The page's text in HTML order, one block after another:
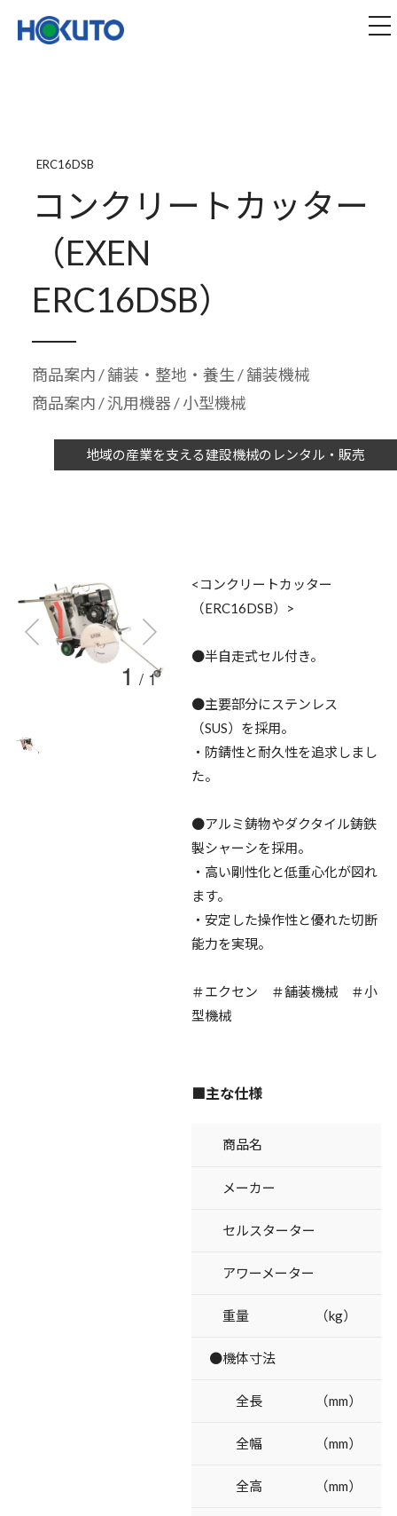
ERC16DSB
コンクリートカッター
（EXEN
ERC16DSB）
商品案内/舗装・整地・養生/ 舗装機械
商品案内/汎用機器/ 小型機械
地域の産業を支える建設機械のレンタル・販売
1 / 1
<コンクリートカッター
（ERC16DSB）>
●半自走式セル付き。
●主要部分にステンレス
（SUS）を採用。
・防錆性と耐久性を追求しまし
た。
●アルミ鋳物やダクタイル鋳鉄
製シャーシを採用。
・高い剛性化と低重心化が図れ
ます。
・安定した操作性と優れた切断
能力を実現。
＃エクセン ＃舗装機械 ＃小
型機械
■主な仕様
商品名
メーカー
セルスターター
アワーメーター
重量 （kg）
●機体寸法
全長 （mm）
全幅 （mm）
全高 （mm）